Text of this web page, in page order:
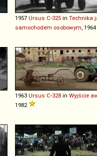
1957 Ursus C-325 in Technika
samochodem osobowym , 1964
1963 Ursus C-328 in Wyjście
1982